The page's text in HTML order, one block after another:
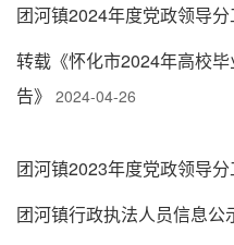
团河镇2024年度党政领导
转载《怀化市2024年高校
告》 2024-04-26
团河镇2023年度党政领导
团河镇行政执法人员信息公